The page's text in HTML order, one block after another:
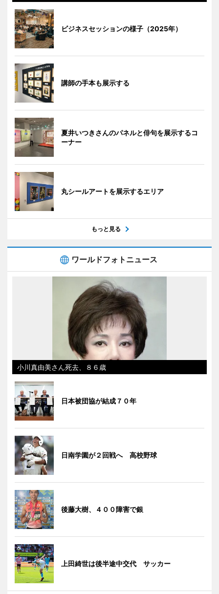
ビジネスセッションの様子（2025年）
講師の手本も展示する
夏井いつきさんのパネルと俳句を展示するコ
ーナー
丸シールアートを展示するエリア
もっと見る
ワールドフォトニュース
小川真由美さん死去、８６歳
日本被団協が結成７０年
日南学園が２回戦へ 高校野球
後藤大樹、４００障害で銀
上田綺世は後半途中交代 サッカー